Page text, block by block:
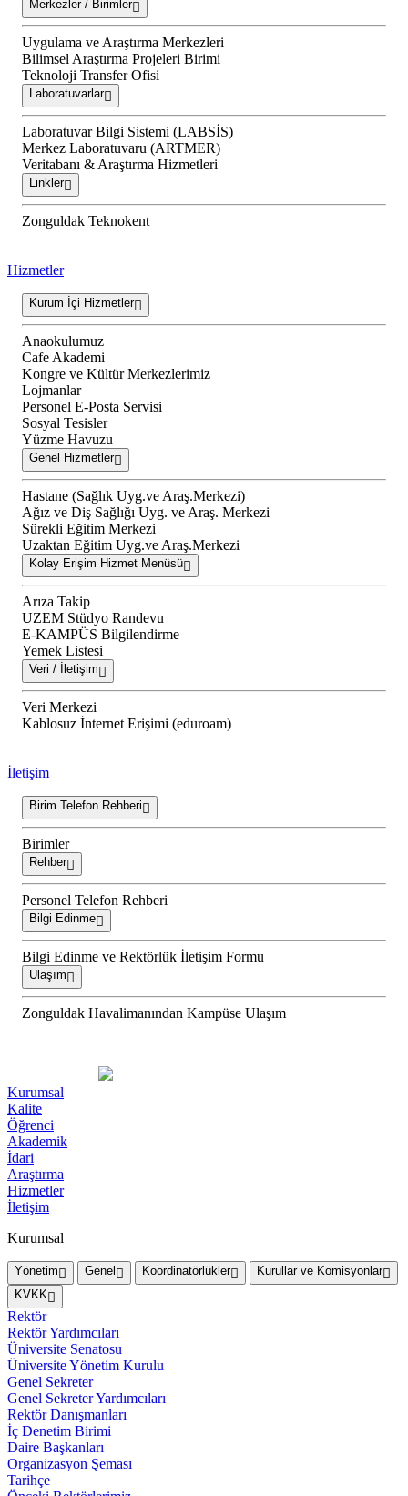
Merkezler / Birimler
Uygulama ve Araştırma Merkezleri
Bilimsel Araştırma Projeleri Birimi
Teknoloji Transfer Ofisi
Laboratuvarlar
Laboratuvar Bilgi Sistemi (LABSİS)
Merkez Laboratuvaru (ARTMER)
Veritabanı & Araştırma Hizmetleri
Linkler
Zonguldak Teknokent
Hizmetler
Kurum İçi Hizmetler
Anaokulumuz
Cafe Akademi
Kongre ve Kültür Merkezlerimiz
Lojmanlar
Personel E-Posta Servisi
Sosyal Tesisler
Yüzme Havuzu
Genel Hizmetler
Hastane (Sağlık Uyg.ve Araş.Merkezi)
Ağız ve Diş Sağlığı Uyg. ve Araş. Merkezi
Sürekli Eğitim Merkezi
Uzaktan Eğitim Uyg.ve Araş.Merkezi
Kolay Erişim Hizmet Menüsü
Arıza Takip
UZEM Stüdyo Randevu
E-KAMPÜS Bilgilendirme
Yemek Listesi
Veri / İletişim
Veri Merkezi
Kablosuz İnternet Erişimi (eduroam)
İletişim
Birim Telefon Rehberi
Birimler
Rehber
Personel Telefon Rehberi
Bilgi Edinme
Bilgi Edinme ve Rektörlük İletişim Formu
Ulaşım
Zonguldak Havalimanından Kampüse Ulaşım
Kurumsal
Kalite
Öğrenci
Akademik
İdari
Araştırma
Hizmetler
İletişim
Kurumsal
Yönetim Genel Koordinatörlükler
Kurullar ve Komisyonlar
KVKK
Rektör
Rektör Yardımcıları
Üniversite Senatosu
Üniversite Yönetim Kurulu
Genel Sekreter
Genel Sekreter Yardımcıları
Rektör Danışmanları
İç Denetim Birimi
Daire Başkanları
Organizasyon Şeması
Tarihçe